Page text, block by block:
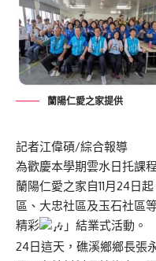
蘭陽仁愛之家提供
記者江偉碩/綜合報導
為歡慶本學期雲水日托課
蘭陽仁愛之家自11月24日
區、大忠社區及玉石社區
精彩
」結業式活動。
24日這天，礁溪鄉鄉長張